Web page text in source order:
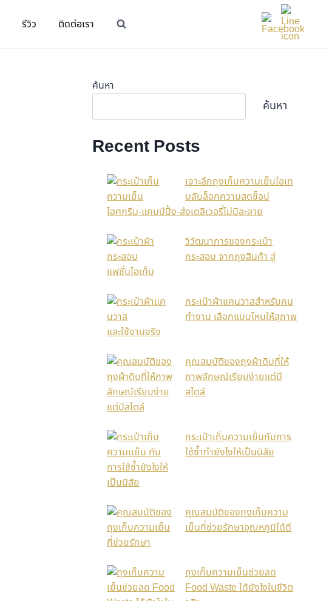
รีวิว ติดต่อเรา
ค้นหา
ค้นหา
Recent Posts
เจาะลึกถุงเก็บความเย็นไอเท
มลับล็อกความสดช็อป
ไอศกรีม-แคมป์ปิ้ง-ส่งเดลิเวอรี่ไม่มีละลาย
วิวัฒนาการของกระเป๋า
กระสอบ จากถุงสินค้า สู่
แฟชั่นไอเท็ม
กระเป๋าผ้าแคนวาสสำหรับคน
ทำงาน เลือกแบบไหนให้สุภาพ
และใช้งานจริง
คุณสมบัติของถุงผ้าดิบที่ให้
ภาพลักษณ์เรียบง่ายแต่มี
สไตล์
กระเป๋าเก็บความเย็นกับการ
ใช้ซ้ำทำยังไงให้เป็นนิสัย
คุณสมบัติของถุงเก็บความ
เย็นที่ช่วยรักษาอุณหภูมิได้ดี
ถุงเก็บความเย็นช่วยลด
Food Waste ได้ยังไงในชีวิต